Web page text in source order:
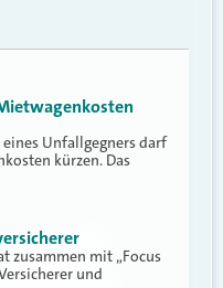
Unfallgegners darf
kürzen. Das
zusammen mit „Focus
und